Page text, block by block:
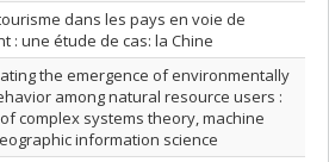
dans les pays en voie de
: une étude de cas: la Chine
the emergence of environmentally
among natural resource users :
complex systems theory, machine
information science